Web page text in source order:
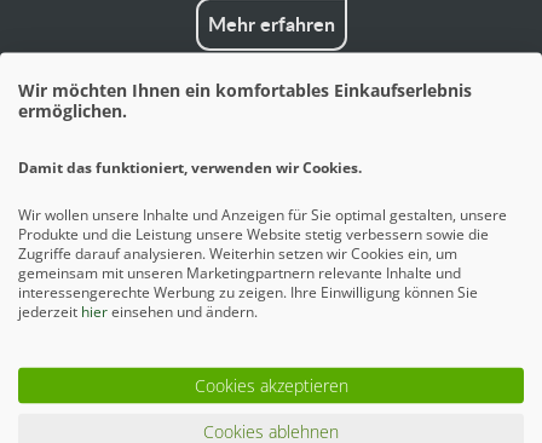
Mehr erfahren
Wir möchten Ihnen ein komfortables Einkaufserlebnis
ermöglichen.
Damit das funktioniert, verwenden wir Cookies.
Wir wollen unsere Inhalte und Anzeigen für Sie optimal gestalten, unsere
Produkte und die Leistung unsere Website stetig verbessern sowie die
Zugriffe darauf analysieren. Weiterhin setzen wir Cookies ein, um
gemeinsam mit unseren Marketingpartnern relevante Inhalte und
interessengerechte Werbung zu zeigen. Ihre Einwilligung können Sie
jederzeit hiereinsehen und ändern.
Cookies akzeptieren
Cookies ablehnen